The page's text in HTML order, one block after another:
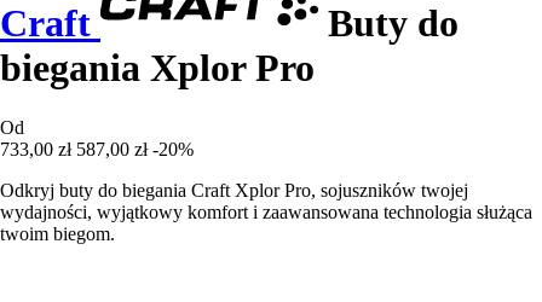
Craft
Buty do
biegania Xplor Pro
Od
733,00 zł 587,00 zł -20%
Odkryj buty do biegania Craft Xplor Pro, sojuszników twojej
wydajności, wyjątkowy komfort i zaawansowana technologia służąca
twoim biegom.